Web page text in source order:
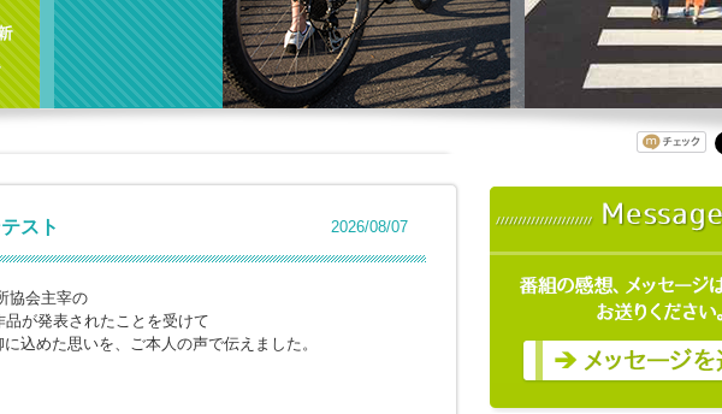
スト 2026/08/07
協会主宰の
が発表されたことを受けて
込めた思いを、ご本人の声で伝えました。